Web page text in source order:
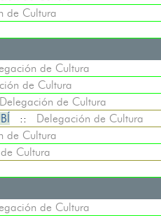
de Cultura
de Cultura
de Cultura
Delegación de Cultura
:: Delegación de Cultura
de Cultura
Cultura
de Cultura